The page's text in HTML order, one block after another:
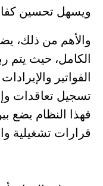
ويسهل تحسين
والأهم من ذلك،
الكامل، حيث يتم
الفواتير
تسجيل تعاقدات
فهذا النظام يضع
قرارات تشغيلية